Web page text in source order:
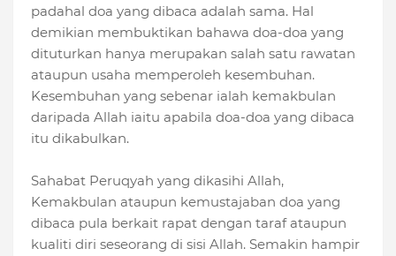
padahal doa yang dibaca adalah sama. Hal
demikian membuktikan bahawa doa-doa yang
dituturkan hanya merupakan salah satu rawatan
ataupun usaha memperoleh kesembuhan.
Kesembuhan yang sebenar ialah kemakbulan
daripada Allah iaitu apabila doa-doa yang dibaca
itu dikabulkan.
Sahabat Peruqyah yang dikasihi Allah,
Kemakbulan ataupun kemustajaban doa yang
dibaca pula berkait rapat dengan taraf ataupun
kualiti diri seseorang di sisi Allah. Semakin hampir